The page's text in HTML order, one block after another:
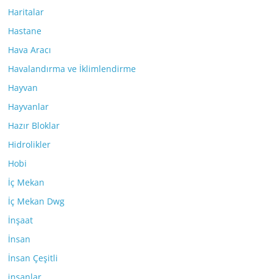
Haritalar
Hastane
Hava Aracı
Havalandırma ve İklimlendirme
Hayvan
Hayvanlar
Hazır Bloklar
Hidrolikler
Hobi
İç Mekan
İç Mekan Dwg
İnşaat
İnsan
İnsan Çeşitli